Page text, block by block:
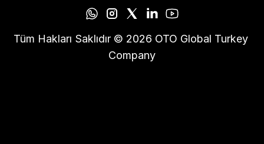
Tüm Hakları Saklıdır © 2026 OTO Global Turkey
Company